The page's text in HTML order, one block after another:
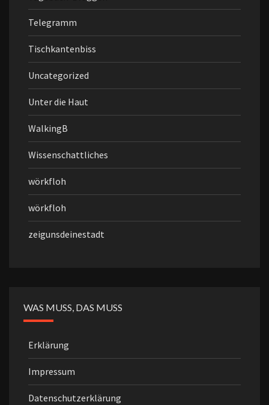
Telegramm
Tischkantenbiss
Uncategorized
Unter die Haut
WalkingB
Wissenschattliches
wörkfloh
wörkfloh
zeigunsdeinestadt
WAS MUSS, DAS MUSS
Erklärung
Impressum
Datenschutzerklärung